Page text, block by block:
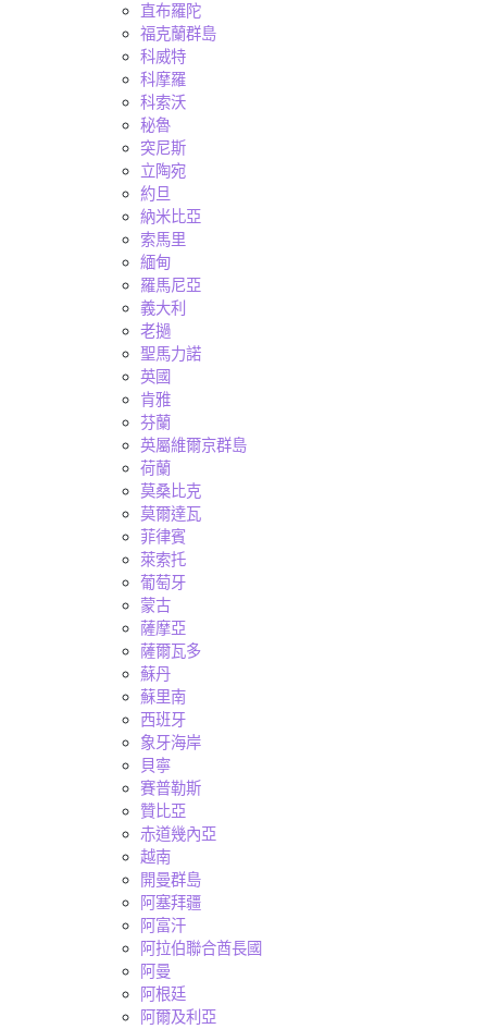
直布羅陀
福克蘭群島
科威特
科摩羅
科索沃
秘魯
突尼斯
立陶宛
約旦
納米比亞
索馬里
緬甸
羅馬尼亞
義大利
老撾
聖馬力諾
英國
肯雅
芬蘭
英屬維爾京群島
荷蘭
莫桑比克
莫爾達瓦
菲律賓
萊索托
葡萄牙
蒙古
薩摩亞
薩爾瓦多
蘇丹
蘇里南
西班牙
象牙海岸
貝寧
賽普勒斯
贊比亞
赤道幾內亞
越南
開曼群島
阿塞拜疆
阿富汗
阿拉伯聯合酋長國
阿曼
阿根廷
阿爾及利亞